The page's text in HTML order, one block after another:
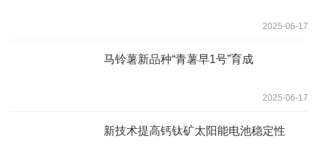
2025-06-17
马铃薯新品种“青薯早1号”育成
2025-06-17
新技术提高钙钛矿太阳能电池稳定性